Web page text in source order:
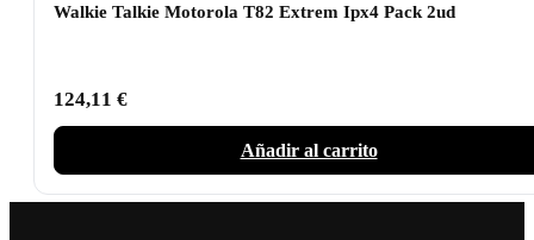
Walkie Talkie Motorola T82 Extrem Ipx4 Pack 2ud
124,11 €
Añadir al carrito